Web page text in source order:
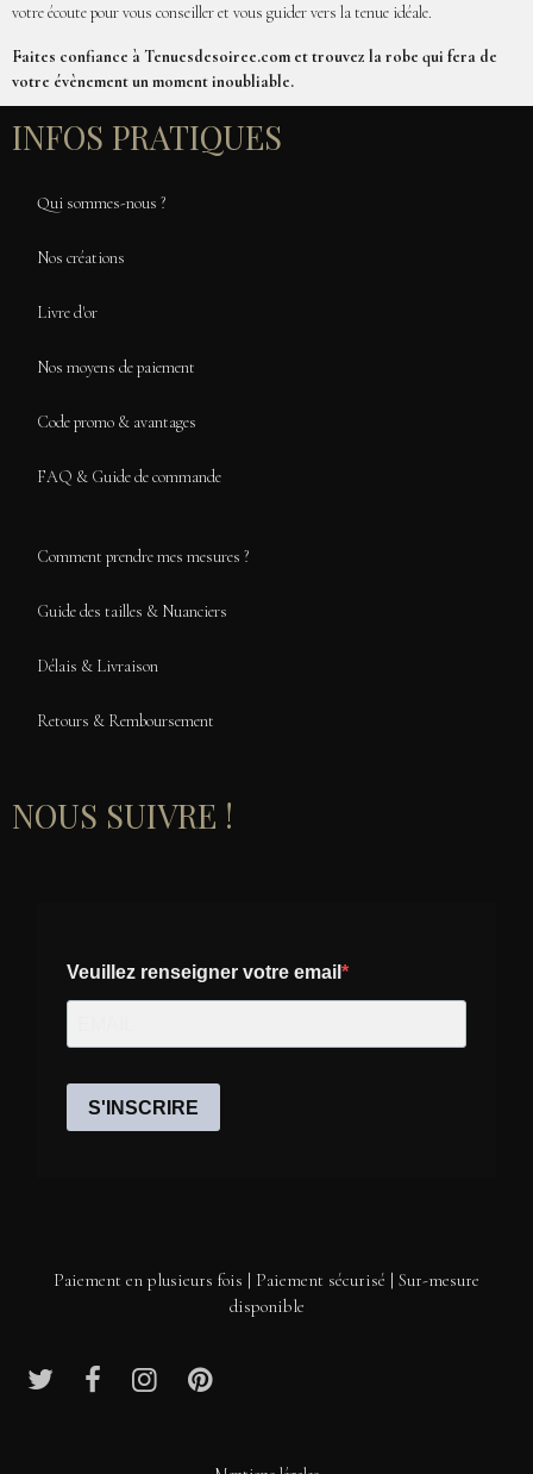
votre écoute pour vous conseiller et vous guider vers la tenue idéale.
Faites confiance à Tenuesdesoiree.com et trouvez la robe qui fera de
votre évènement un moment inoubliable.
INFOS PRATIQUES
Qui sommes-nous ?
Nos créations
Livre d'or
Nos moyens de paiement
Code promo & avantages
FAQ & Guide de commande
Comment prendre mes mesures ?
Guide des tailles & Nuanciers
Délais & Livraison
Retours & Remboursement
NOUS SUIVRE !
Paiement en plusieurs fois | Paiement sécurisé | Sur-mesure
disponible